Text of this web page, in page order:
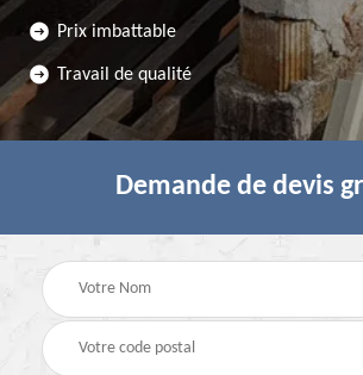
Prix imbattable
Travail de qualité
Demande de devis